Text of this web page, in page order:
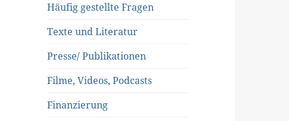
Häufig gestellte Fragen
Texte und Literatur
Presse/ Publikationen
Filme, Videos, Podcasts
Finanzierung